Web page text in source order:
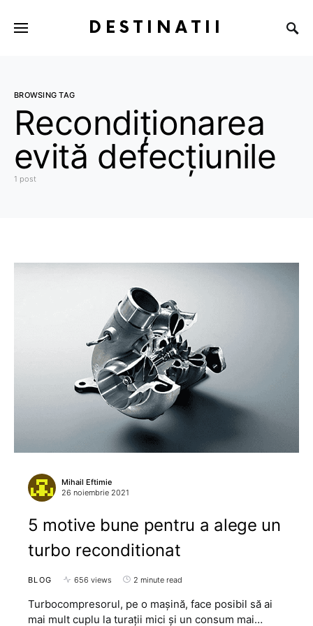
DESTINATII
BROWSING TAG
Recondiționarea
evită defecțiunile
1 post
Mihail Eftimie
26 noiembrie 2021
5 motive bune pentru a alege un
turbo reconditionat
BLOG 656 views 2 minute read
Turbocompresorul, pe o mașină, face posibil să ai
mai mult cuplu la turații mici și un consum mai…